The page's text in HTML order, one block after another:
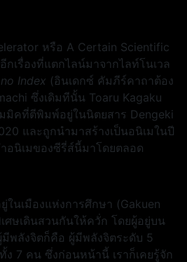
หรือ A Certain Scientific
กเรื่องที่แตกไลน์มาจากไลท์โนเวล
Index (อินเดกซ์ คัมภีร์คาถาต้อง
ซึ่งเดิมทีนั้น Toaru Kagaku
มิคที่ตีพิมพ์อยู่ในนิตยสาร Dengeki
และถูกนำมาสร้างเป็นอนิเมในปี
อนิเมของซีรี่ส์นี้มาโดยตลอด
ในเมืองแห่งการศึกษา (Gakuen
ศษเดินสวนกันให้ควั่ก โดยผู้อยู่บน
มีพลังจิตก็คือ ผู้มีพลังจิตระดับ 5
7 คน ซึ่งก่อนหน้านี้ เราก็เคยรู้จัก